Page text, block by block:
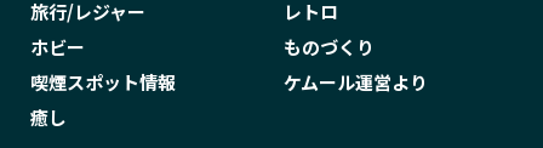
旅行/レジャー
レトロ
ホビー
ものづくり
喫煙スポット情報
ケムール運営より
癒し